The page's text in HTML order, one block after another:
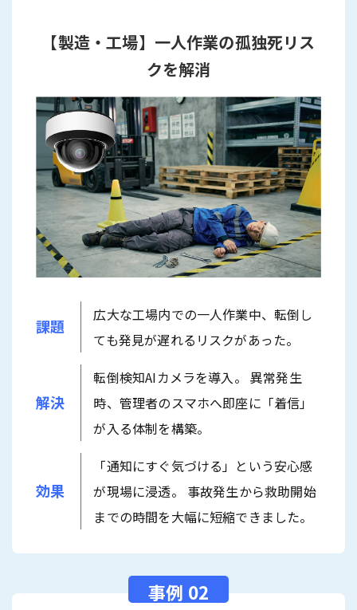
【製造・工場】一人作業の孤独死リス
クを解消
課題
広大な工場内での一人作業中、転倒し
ても発見が遅れるリスクがあった。
解決
転倒検知AIカメラを導入。 異常発生
時、管理者のスマホへ即座に「着信」
が入る体制を構築。
効果
「通知にすぐ気づける」という安心感
が現場に浸透。 事故発生から救助開始
までの時間を大幅に短縮できました。